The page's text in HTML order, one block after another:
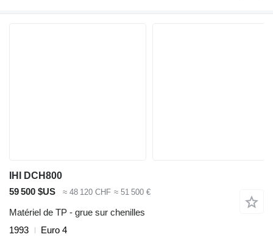
IHI DCH800
59 500 $US
≈ 48 120 CHF ≈ 51 500 €
Matériel de TP - grue sur chenilles
1993
Euro 4